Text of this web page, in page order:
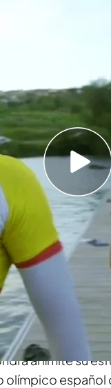
y trofeos -2 oros
de
furia cuando
ha forjado su
a un duro
the best', el
este lunes 28 de
del sello
con
el compromiso y
disciplinas.
al límite su
olímpico español